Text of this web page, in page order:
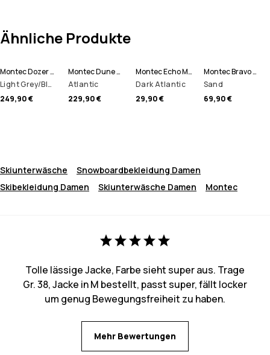
Ähnliche Produkte
Montec Dozer W Snowboardhose Damen
Light Grey/Black/Burgundy
249,90 €
Montec Dune W Skijacke Damen
Atlantic
229,90 €
Montec Echo Mütze
Dark Atlantic
29,90 €
Montec Bravo W Fleecepullover Damen
Sand
69,90 €
Skiunterwäsche
Snowboardbekleidung Damen
Skibekleidung Damen
Skiunterwäsche Damen Montec
Tolle lässige Jacke, Farbe sieht super aus. Trage
Gr. 38, Jacke in M bestellt, passt super, fällt locker
um genug Bewegungsfreiheit zu haben.
Mehr Bewertungen